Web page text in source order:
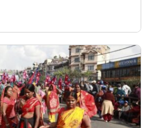
प्रसाईंलाई थुनामुक्त गर्न अस्वीकार